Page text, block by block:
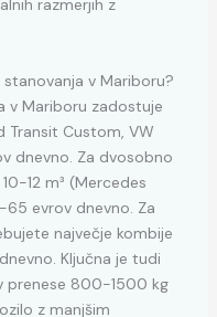
razmerjih z
v Mariboru?
v Mariboru zadostuje
Transit Custom, VW
dnevno. Za dvosobno
12 m³ (Mercedes
evrov dnevno. Za
največje kombije
Ključna je tudi
prenese 800-1500 kg
z manjšim